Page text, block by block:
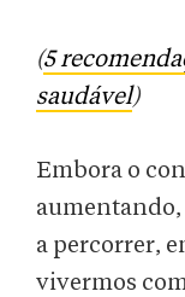
(5
saudável)
Embora o
a percorrer,
vivermos